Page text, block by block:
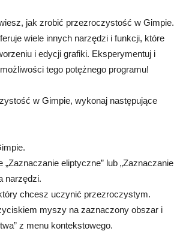
jak zrobić przezroczystość w Gimpie.
wiele innych narzędzi i funkcji, które
i edycji grafiki. Eksperymentuj i
tego potężnego programu!
w Gimpie, wykonaj następujące
„Zaznaczanie eliptyczne” lub „Zaznaczanie
narzędzi.
chcesz uczynić przezroczystym.
myszy na zaznaczony obszar i
z menu kontekstowego.